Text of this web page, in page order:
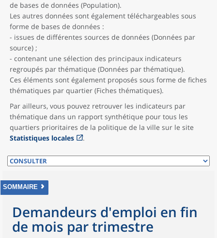
de bases de données (Population).
Les autres données sont également téléchargeables sous
forme de bases de données :
- issues de différentes sources de données (Données par
source) ;
- contenant une sélection des principaux indicateurs
regroupés par thématique (Données par thématique).
Ces éléments sont également proposés sous forme de fiches
thématiques par quartier (Fiches thématiques).
Par ailleurs, vous pouvez retrouver les indicateurs par
thématique dans un rapport synthétique pour tous les
quartiers prioritaires de la politique de la ville sur le site
Statistiques locales
.
SOMMAIRE
Demandeurs d'emploi en fin
de mois par trimestre